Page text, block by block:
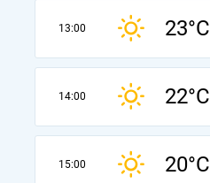
13:00 23°C
14:00 22°C
15:00 20°C